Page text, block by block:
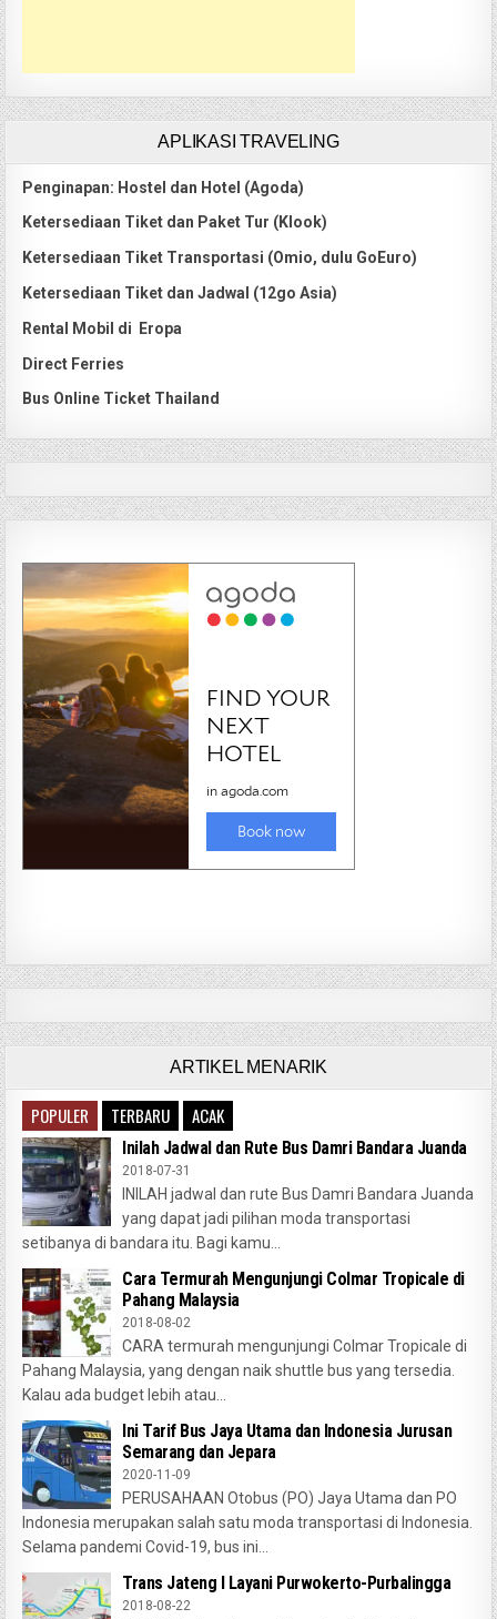
APLIKASI TRAVELING
Penginapan: Hostel dan Hotel (Agoda)
Ketersediaan Tiket dan Paket Tur (Klook)
Ketersediaan Tiket Transportasi (Omio, dulu GoEuro)
Ketersediaan Tiket dan Jadwal (12go Asia)
Rental Mobil di Eropa
Direct Ferries
Bus Online Ticket Thailand
ARTIKEL MENARIK
POPULER TERBARU ACAK
Inilah Jadwal dan Rute Bus Damri Bandara Juanda
2018-07-31
INILAH jadwal dan rute Bus Damri Bandara Juanda
yang dapat jadi pilihan moda transportasi
setibanya di bandara itu. Bagi kamu...
Cara Termurah Mengunjungi Colmar Tropicale di
Pahang Malaysia
2018-08-02
CARA termurah mengunjungi Colmar Tropicale di
Pahang Malaysia, yang dengan naik shuttle bus yang tersedia.
Kalau ada budget lebih atau...
Ini Tarif Bus Jaya Utama dan Indonesia Jurusan
Semarang dan Jepara
2020-11-09
PERUSAHAAN Otobus (PO) Jaya Utama dan PO
Indonesia merupakan salah satu moda transportasi di Indonesia.
Selama pandemi Covid-19, bus ini...
Trans Jateng I Layani Purwokerto-Purbalingga
2018-08-22